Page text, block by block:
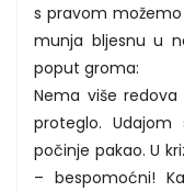
s pravom
munja bljesnu u
poput groma:
Nema više
proteglo.
počinje pakao. U
– bespomoćni!